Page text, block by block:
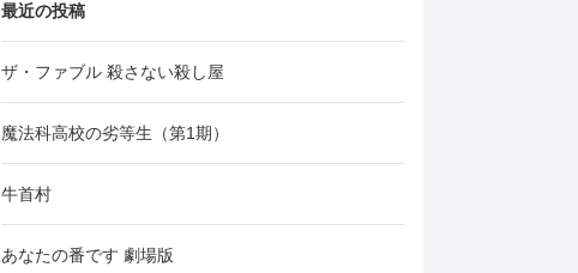
最近の投稿
ザ・ファブル 殺さない殺し屋
魔法科高校の劣等生（第1期）
牛首村
あなたの番です 劇場版